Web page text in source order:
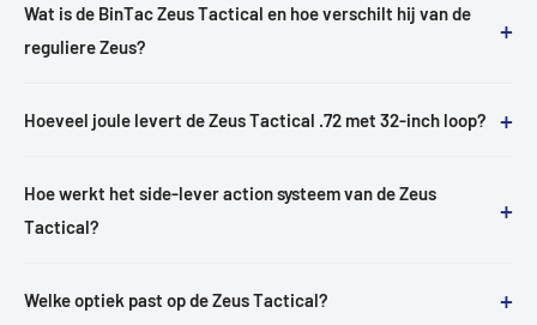
Wat is de BinTac Zeus Tactical en hoe verschilt hij van de
reguliere Zeus?
+
Hoeveel joule levert de Zeus Tactical .72 met 32-inch loop? +
Hoe werkt het side-lever action systeem van de Zeus
Tactical?
+
Welke optiek past op de Zeus Tactical? +